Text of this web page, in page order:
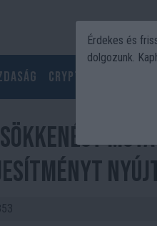
Crypto
csökkenést
Érdekes és
dolgozunk.